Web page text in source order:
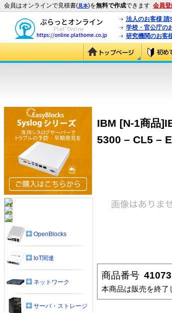
会員はオンラインで見積書(見本)を無料で作成できます 会員
法人のお客様 請
学校・官公庁の
研究機関のお客
IBM [N-1商品
5300 – CL5 –
商品番号
本商品は販売を終了
OpenBlocks
IoT関連
ネットワーク
サーバ・ストレージ